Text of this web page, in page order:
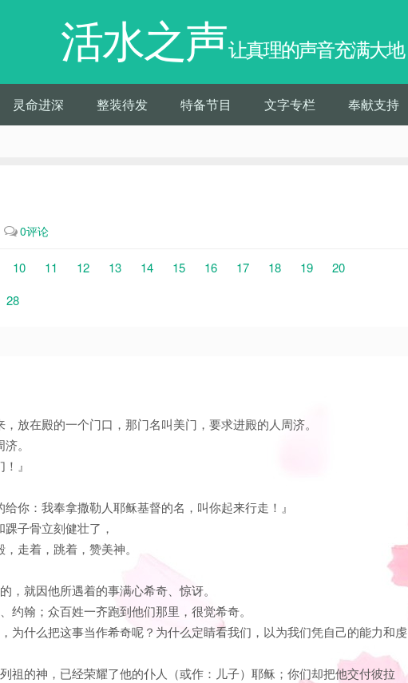
活水之声让真理的声音充满大地
灵命进深 整装待发 特备节目 文字专栏 奉献支持
0评论
10 11 12 13 14 15 16 17 18 19
20
28
放在殿的一个门口，那门名叫美门，要求进殿的人周济。
。
』
你：我奉拿撒勒人耶稣基督的名，叫你起来行走！』
子骨立刻健壮了，
走着，跳着，赞美神。
，就因他所遇着的事满心希奇、惊讶。
翰；众百姓一齐跑到他们那里，很觉希奇。
为什么把这事当作希奇呢？为什么定睛看我们，以为我们凭自己的能力和虔
祖的神，已经荣耀了他的仆人（或作：儿子）耶稣；你们却把他交付彼拉